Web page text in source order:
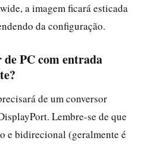
a imagem ficará esticada
da configuração.
PC com entrada
de um conversor
Lembre-se de que
e bidirecional (geralmente é